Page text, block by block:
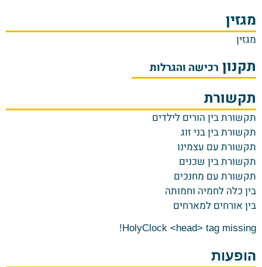
מגזין
מגזין
תקנון רכישה והגרלות
תקשורת
תקשורת בין הורים לילדים
תקשורת בין בני זוג
תקשורת עם עצמינו
תקשורת בין שכנים
תקשורת עם מחנכים
בין כלה לחמיה וחמותה
בין אורחים למארחים
HolyClock <head> tag missing!
הופעות